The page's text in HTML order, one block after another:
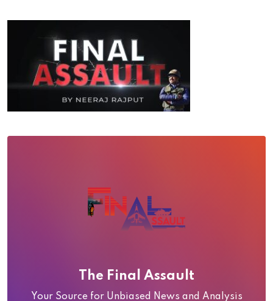
The Final Assault
Your Source for Unbiased News and Analysis